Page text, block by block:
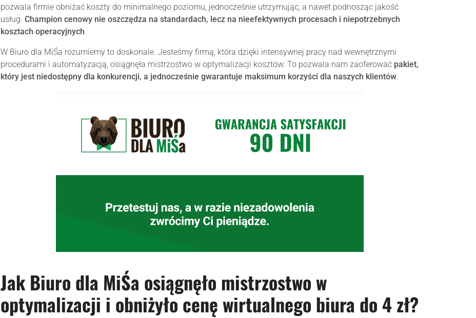
pozwala firmie obniżać koszty do minimalnego poziomu, jednocześnie utrzymując, a nawet podnosząc jakość
usług. Champion cenowy nie oszczędza na standardach, lecz na nieefektywnych procesach i niepotrzebnych
kosztach operacyjnych.
W Biuro dla MiŚa rozumiemy to doskonale. Jesteśmy firmą, która dzięki intensywnej pracy nad wewnętrznymi
procedurami i automatyzacją, osiągnęła mistrzostwo w optymalizacji kosztów. To pozwala nam zaoferować pakiet,
który jest niedostępny dla konkurencji, a jednocześnie gwarantuje maksimum korzyści dla naszych klientów.
Jak Biuro dla MiŚa osiągnęło mistrzostwo w
optymalizacji i obniżyło cenę wirtualnego biura do 4 zł?